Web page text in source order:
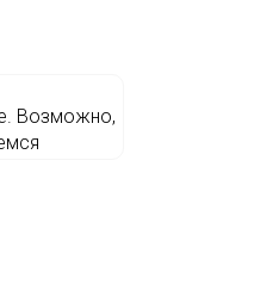
Возможно,